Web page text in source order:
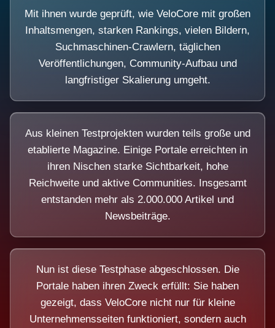
Mit ihnen wurde geprüft, wie VeloCore mit großen
Inhaltsmengen, starken Rankings, vielen Bildern,
Suchmaschinen-Crawlern, täglichen
Veröffentlichungen, Community-Aufbau und
langfristiger Skalierung umgeht.
Aus kleinen Testprojekten wurden teils große und
etablierte Magazine. Einige Portale erreichten in
ihren Nischen starke Sichtbarkeit, hohe
Reichweite und aktive Communities. Insgesamt
entstanden mehr als 2.000.000 Artikel und
Newsbeiträge.
Nun ist diese Testphase abgeschlossen. Die
Portale haben ihren Zweck erfüllt: Sie haben
gezeigt, dass VeloCore nicht nur für kleine
Unternehmensseiten funktioniert, sondern auch